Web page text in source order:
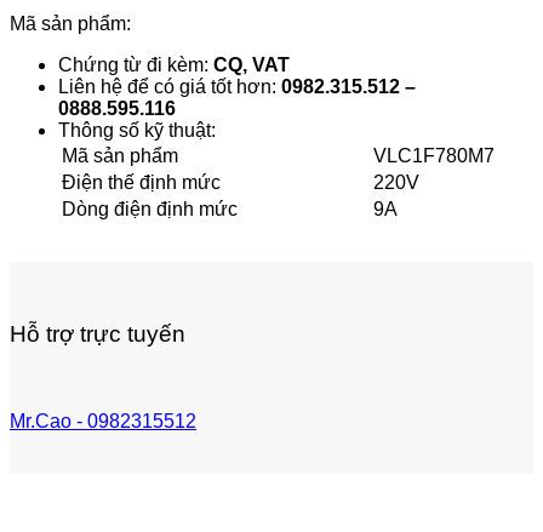
Mã sản phẩm:
Chứng từ đi kèm: CQ, VAT
Liên hệ để có giá tốt hơn: 0982.315.512 –
0888.595.116
Thông số kỹ thuật:
Mã sản phẩm
VLC1F780M7
Điện thế định mức
220V
Dòng điện định mức
9A
Hỗ trợ trực tuyến
Mr.Cao - 0982315512